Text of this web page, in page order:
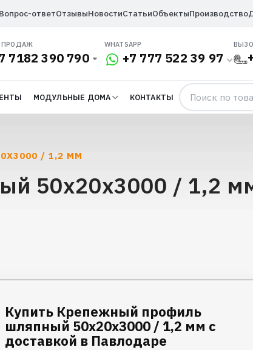
Вопрос-ответОтзывыНовостиСтатьиОбъектыПроизводство
ПРОДАЖ
7182 390 790
WHATSAPP
+7 777 522 39 97
МОДУЛЬНЫЕ ДОМА КОНТАКТЫ
/ 1,2 ММ
50х20х3000 / 1,2
Купить Крепежный профиль
шляпный 50х20х3000 / 1,2 мм с
доставкой в Павлодаре